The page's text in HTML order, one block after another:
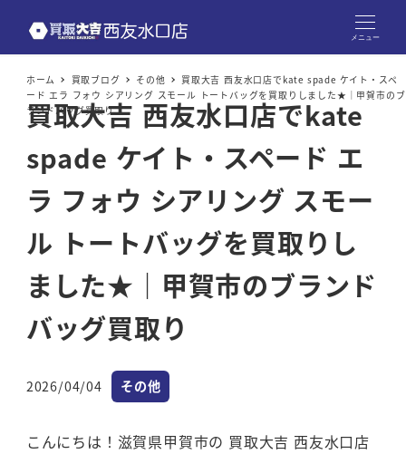
メニュー
ホーム 買取ブログ その他
買取大吉 西友水口店でkate spade ケイト・スペ
ード エラ フォウ シアリング スモール トートバッグを買取りしました★｜甲賀市のブ
ランドバッグ買取り
買取大吉 西友水口店でkate
spade ケイト・スペード エ
ラ フォウ シアリング スモー
ル トートバッグを買取りし
ました★｜甲賀市のブランド
バッグ買取り
投稿日
2026/04/04 カテゴリー
その他
こんにちは！滋賀県甲賀市の 買取大吉 西友水口店